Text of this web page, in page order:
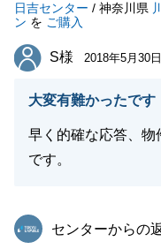
日吉センター / 神奈川県
ン を ご購入
S様
S様 2018年5月30日
大変有難かったです
早く的確な応答、物
です。
東急リバブル
センターからの